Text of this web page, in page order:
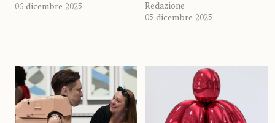
06 dicembre 2025
Redazione
05 dicembre 2025